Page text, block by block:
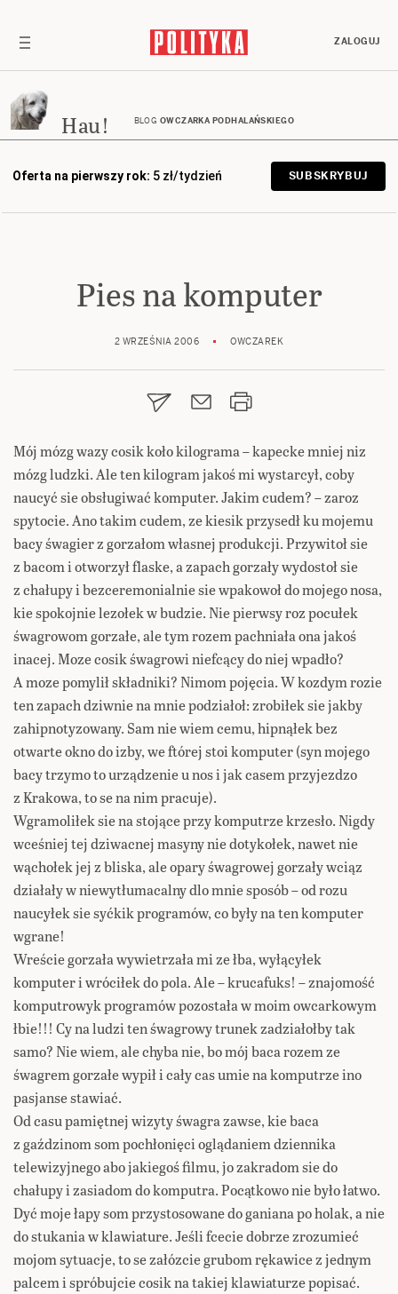
ZALOGUJ
Hau! BLOG OWCZARKA PODHALAŃSKIEGO
Oferta na pierwszy rok: 5 zł/tydzień SUBSKRYBUJ
Pies na komputer
2 WRZEŚNIA 2006 OWCZAREK
Mój mózg wazy cosik koło kilograma – kapecke mniej niz
mózg ludzki. Ale ten kilogram jakoś mi wystarcył, coby
naucyć sie obsługiwać komputer. Jakim cudem? – zaroz
spytocie. Ano takim cudem, ze kiesik przysedł ku mojemu
bacy śwagier z gorzałom własnej produkcji. Przywitoł sie
z bacom i otworzył flaske, a zapach gorzały wydostoł sie
z chałupy i bezceremonialnie sie wpakowoł do mojego nosa,
kie spokojnie lezołek w budzie. Nie pierwsy roz pocułek
śwagrowom gorzałe, ale tym rozem pachniała ona jakoś
inacej. Moze cosik śwagrowi niefcący do niej wpadło?
A moze pomylił składniki? Nimom pojęcia. W kozdym rozie
ten zapach dziwnie na mnie podziałoł: zrobiłek sie jakby
zahipnotyzowany. Sam nie wiem cemu, hipnąłek bez
otwarte okno do izby, we ftórej stoi komputer (syn mojego
bacy trzymo to urządzenie u nos i jak casem przyjezdzo
z Krakowa, to se na nim pracuje).
Wgramoliłek sie na stojące przy komputrze krzesło. Nigdy
wceśniej tej dziwacnej masyny nie dotykołek, nawet nie
wąchołek jej z bliska, ale opary śwagrowej gorzały wciąz
działały w niewytłumacalny dlo mnie sposób – od rozu
naucyłek sie syćkik programów, co były na ten komputer
wgrane!
Wreście gorzała wywietrzała mi ze łba, wyłącyłek
komputer i wróciłek do pola. Ale – krucafuks! – znajomość
komputrowyk programów pozostała w moim owcarkowym
łbie!!! Cy na ludzi ten śwagrowy trunek zadziałołby tak
samo? Nie wiem, ale chyba nie, bo mój baca rozem ze
śwagrem gorzałe wypił i cały cas umie na komputrze ino
pasjanse stawiać.
Od casu pamiętnej wizyty śwagra zawse, kie baca
z gaździnom som pochłonięci oglądaniem dziennika
telewizyjnego abo jakiegoś filmu, jo zakradom sie do
chałupy i zasiadom do komputra. Pocątkowo nie było łatwo.
Dyć moje łapy som przystosowane do ganiana po holak, a nie
do stukania w klawiature. Jeśli fcecie dobrze zrozumieć
mojom sytuacje, to se załózcie grubom rękawice z jednym
palcem i spróbujcie cosik na takiej klawiaturze popisać.